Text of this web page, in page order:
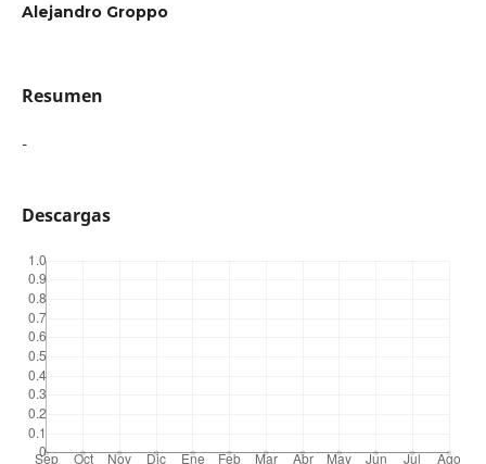
Alejandro Groppo
Resumen
-
Descargas